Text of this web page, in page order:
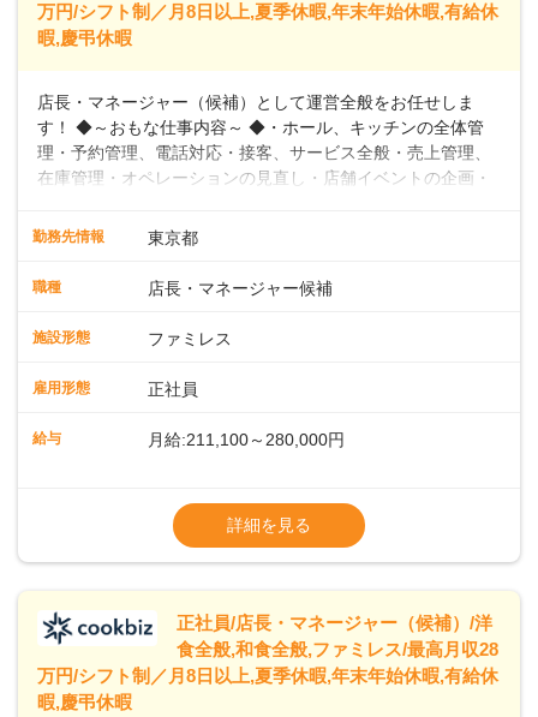
万円/シフト制／月8日以上,夏季休暇,年末年始休暇,有給休
暇,慶弔休暇
店長・マネージャー（候補）として運営全般をお任せしま
す！ ◆～おもな仕事内容～ ◆・ホール、キッチンの全体管
理・予約管理、電話対応・接客、サービス全般・売上管理、
在庫管理・オペレーションの見直し・店舗イベントの企画・
入社後はスキルに合わせた業務からお任せしますので、徐々
向上を目指すDX推進～ ◆すかいらーくのレストランでは、
スタッフの働きやすさをサポートしています。配膳ロボット
や歩行数が約40%も削減されました！また、配膳ロボットに
なDX（デジタルトランスフォーメーション）の取り組みを進
います。私たちは、多様な働き方を提供し、ライフステージ
に合わせた柔軟な勤務時間や働きやすい環境を整えていま
います。
勤務先情報 東京都
職種 店長・マネージャー候補
施設形態 ファミレス
雇用形態 正社員
給与 月給:211,100～280,000円
※残業代全額支給
※経験に応じて応相談①ナショナル社員：月
給245,800円～②エリア社員 ：月給
詳細を見る
正社員/店長・マネージャー（候補）/洋
食全般,和食全般,ファミレス/最高月収28
万円/シフト制／月8日以上,夏季休暇,年末年始休暇,有給休
暇,慶弔休暇